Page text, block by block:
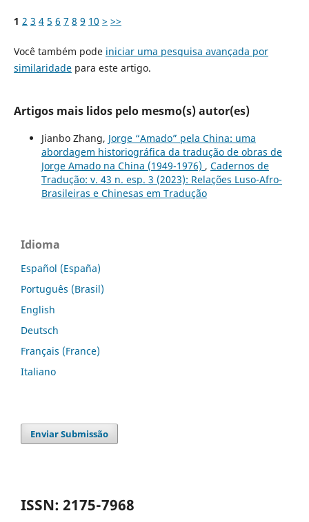
1 2 3 4 5 6 7 8 9 10 > >>
Você também pode iniciar uma pesquisa avançada por
similaridadepara este artigo.
Artigos mais lidos pelo mesmo(s) autor(es)
Jianbo Zhang, Jorge “Amado” pela China: uma
abordagem historiográfica da tradução de obras de
Jorge Amado na China (1949-1976) , Cadernos de
Tradução: v. 43 n. esp. 3 (2023): Relações Luso-Afro-
Brasileiras e Chinesas em Tradução
Idioma
Español (España)
Português (Brasil)
English
Deutsch
Français (France)
Italiano
Enviar Submissão
ISSN: 2175-7968